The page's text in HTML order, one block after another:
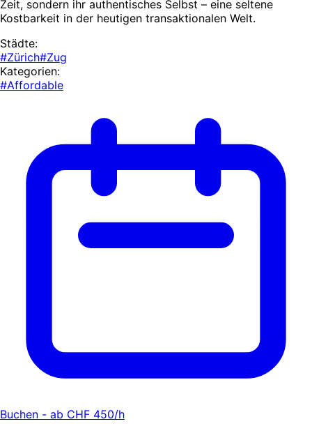
Zeit, sondern ihr authentisches Selbst – eine seltene
Kostbarkeit in der heutigen transaktionalen Welt.
Städte:
#Zürich#Zug
Kategorien:
#Affordable
Buchen - ab CHF 450/h